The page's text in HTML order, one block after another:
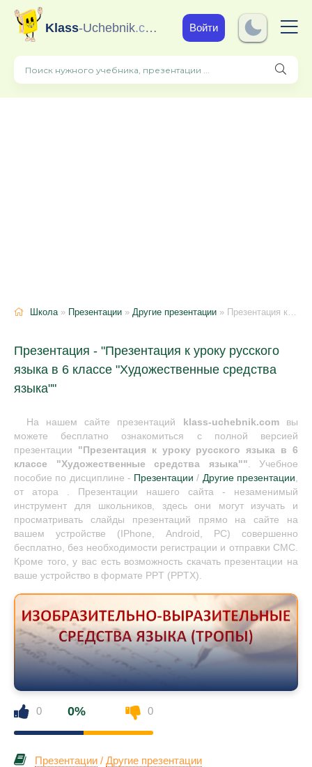
Klass-Uchebnik.com Войти
Школа» Презентации » Другие презентации » Презентация к уроку русского языка в 6 классе "Художественные средства языка"
Презентация - "Презентация к уроку русского
языка в 6 классе "Художественные средства
языка""
На нашем сайте презентаций klass-uchebnik.comвы
можете бесплатно ознакомиться с полной версией
презентации "Презентация к уроку русского языка в 6
классе "Художественные средства языка"". Учебное
пособие по дисциплине - Презентации / Другие презентации,
от атора . Презентации нашего сайта - незаменимый
инструмент для школьников, здесь они могут изучать и
просматривать слайды презентаций прямо на сайте на
вашем устройстве (IPhone, Android, PC) совершенно
бесплатно, без необходимости регистрации и отправки СМС.
Кроме того, у вас есть возможность скачать презентации на
ваше устройство в формате PPT (PPTX).
0 0% 0
Презентации / Другие презентации